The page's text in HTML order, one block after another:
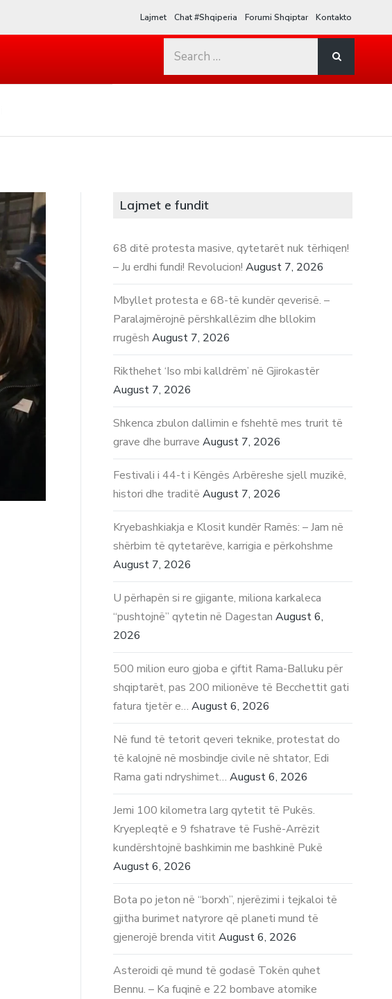
Lajmet Chat #Shqiperia Forumi Shqiptar Kontakto
Search
Lajmet e fundit
68 ditë protesta masive, qytetarët nuk tërhiqen!
– Ju erdhi fundi! Revolucion! August 7, 2026
Mbyllet protesta e 68-të kundër qeverisë. –
Paralajmërojnë përshkallëzim dhe bllokim
rrugësh August 7, 2026
Rikthehet ‘Iso mbi kalldrëm’ në Gjirokastër
August 7, 2026
Shkenca zbulon dallimin e fshehtë mes trurit të
grave dhe burrave August 7, 2026
Festivali i 44-t i Këngës Arbëreshe sjell muzikë,
histori dhe traditë August 7, 2026
Kryebashkiakja e Klosit kundër Ramës: – Jam në
shërbim të qytetarëve, karrigia e përkohshme
August 7, 2026
U përhapën si re gjigante, miliona karkaleca
“pushtojnë” qytetin në Dagestan August 6,
2026
500 milion euro gjoba e çiftit Rama-Balluku për
shqiptarët, pas 200 milionëve të Becchettit gati
fatura tjetër e… August 6, 2026
Në fund të tetorit qeveri teknike, protestat do
të kalojnë në mosbindje civile në shtator, Edi
Rama gati ndryshimet… August 6, 2026
Jemi 100 kilometra larg qytetit të Pukës.
Kryepleqtë e 9 fshatrave të Fushë-Arrëzit
kundërshtojnë bashkimin me bashkinë Pukë
August 6, 2026
Bota po jeton në “borxh”, njerëzimi i tejkaloi të
gjitha burimet natyrore që planeti mund të
gjenerojë brenda vitit August 6, 2026
Asteroidi që mund të godasë Tokën quhet
Bennu. – Ka fuqinë e 22 bombave atomike